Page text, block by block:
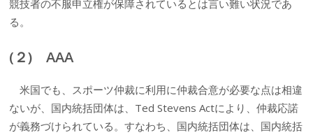
競技者の不服申立権が保障されているとは言い難い状況であ
る。
(２) AAA
米国でも、スポーツ仲裁に利用に仲裁合意が必要な点は相違
ないが、国内統括団体は、Ted Stevens Actにより、仲裁応諾
が義務づけられている。すなわち、国内統括団体は、国内統括